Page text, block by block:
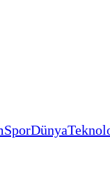
SporDünya